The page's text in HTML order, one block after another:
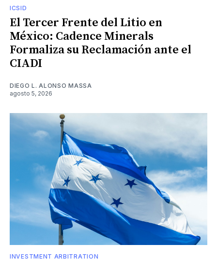
ICSID
El Tercer Frente del Litio en
México: Cadence Minerals
Formaliza su Reclamación ante el
CIADI
DIEGO L. ALONSO MASSA
agosto 5, 2026
INVESTMENT ARBITRATION